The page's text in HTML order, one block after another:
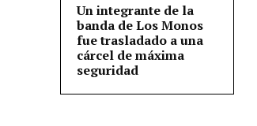
Un integrante de la
banda de Los Monos
fue trasladado a una
cárcel de máxima
seguridad